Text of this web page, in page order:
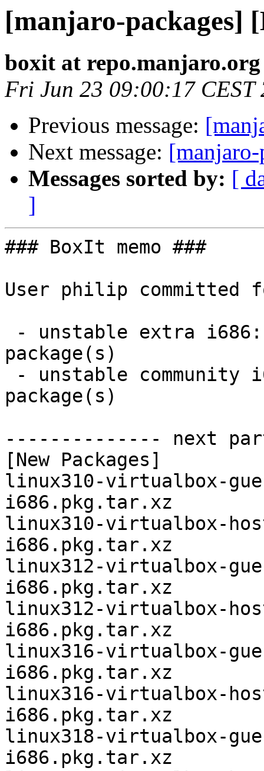
[manjaro-packages]
boxit at repo.manjaro.org
Fri Jun 23 09:00:17 CEST
Previous message:
Next message:
Messages sorted by: [
]
### BoxIt memo ###
User philip committed
package(s)
package(s)
-------------- next
[New Packages]
linux310-virtualbox-
i686.pkg.tar.xz
linux310-virtualbox-
i686.pkg.tar.xz
linux312-virtualbox-
i686.pkg.tar.xz
linux312-virtualbox-
i686.pkg.tar.xz
linux316-virtualbox-
i686.pkg.tar.xz
linux316-virtualbox-
i686.pkg.tar.xz
linux318-virtualbox-
i686.pkg.tar.xz